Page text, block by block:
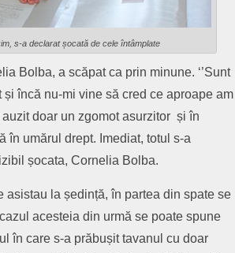
s-a declarat șocată de cele întâmplate
Bolba, a scăpat ca prin minune. ‘’Sunt
încă nu-mi vine să cred ce aproape am
doar un zgomot asurzitor și în
în umărul drept. Imediat, totul s-a
șocata, Cornelia Bolba.
asistau la ședință, în partea din spate se
acesteia din urmă se poate spune
în care s-a prăbușit tavanul cu doar